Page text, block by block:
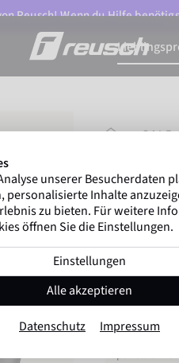
Reusch! Wenn du Hilfe
STARTSEITE
SALE
Gregor
ersten
Attrakt
Artikel-Nr.
unserer Besucherdaten
personalisierte Inhalte
zu bieten. Für weitere
öffnen Sie die Einstellungen.
Einstellungen
Alle akzeptieren
Datenschutz Impressum